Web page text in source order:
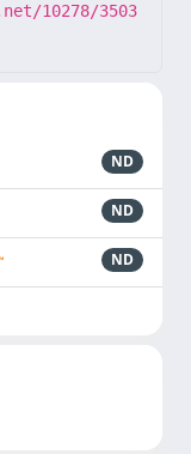
10278/3503
ND
ND
ND